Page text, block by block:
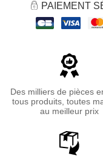
PAIEMENT
Des milliers de pièces
tous produits, toutes
au meilleur prix